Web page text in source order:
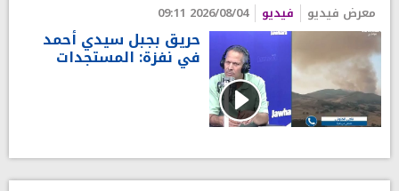
معرض فيديو فيديو 2026/08/04 09:11
حريق بجبل سيدي أحمد
في نفزة: المستجدات